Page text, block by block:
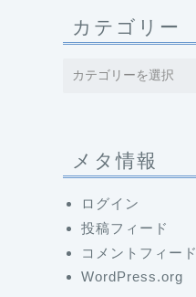
カテゴリー
メタ情報
ログイン
投稿フィード
コメントフィード
WordPress.org